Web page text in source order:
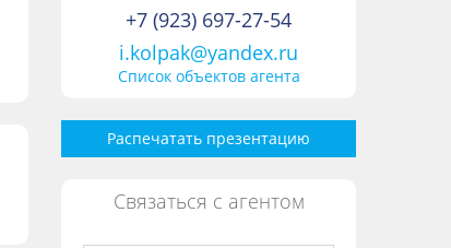
+7 (923) 697-27-54
i.kolpak@yandex.ru
Список объектов агента
Распечатать презентацию
Связаться с агентом